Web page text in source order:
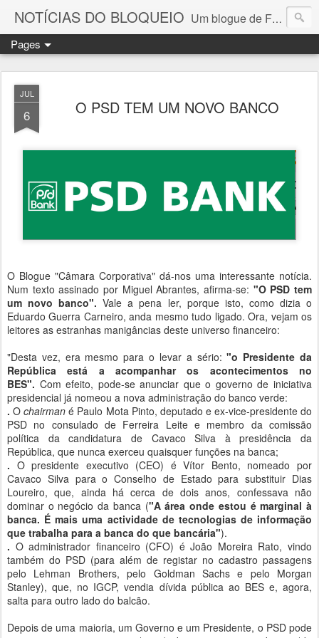
NOTÍCIAS DO BLOQUEIO Um blogue de Fernando Paulouro Neves
Pages
JUL
6 O PSD TEM UM NOVO BANCO
O Blogue "Câmara Corporativa" dá-nos uma interessante notícia.
Num texto assinado por Miguel Abrantes, afirma-se: "O PSD tem
um novo banco". Vale a pena ler, porque isto, como dizia o
Eduardo Guerra Carneiro, anda mesmo tudo ligado. Ora, vejam os
leitores as estranhas manigâncias deste universo financeiro:
"Desta vez, era mesmo para o levar a sério:"o Presidente da
República está a acompanhar os acontecimentos no
BES". Com efeito, pode-se anunciar que o governo de iniciativa
presidencial já nomeou a nova administração do banco verde:
. Ochairmané Paulo Mota Pinto, deputado e ex-vice-presidente do
PSD no consulado de Ferreira Leite e membro da comissão
política da candidatura de Cavaco Silva à presidência da
República, que nunca exerceu quaisquer funções na banca;
. O presidente executivo (CEO) é Vítor Bento, nomeado por
Cavaco Silva para o Conselho de Estado para substituir Dias
Loureiro, que, ainda há cerca de dois anos, confessava não
dominar o negócio da banca ("A área onde estou é marginal à
banca. É mais uma actividade de tecnologias de informação
que trabalha para a banca do que bancária").
. O administrador financeiro (CFO) é João Moreira Rato, vindo
também do PSD (para além de registar no cadastro passagens
pelo Lehman Brothers, pelo Goldman Sachs e pelo Morgan
Stanley), que, no IGCP, vendia dívida pública ao BES e, agora,
salta para outro lado do balcão.
Depois de uma maioria, um Governo e um Presidente, o PSD pode